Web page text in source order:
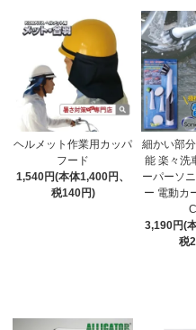
ヘルメット作業用カッパ
フード
1,540円(本体1,400円、
税140円)
細かい部
能 楽々洗
ーパーソ
ー 電動カ
3,190円(
税